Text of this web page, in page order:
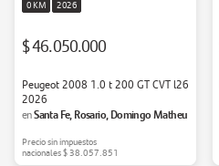
0 KM 2026
$ 46.050.000
Peugeot 2008 1.0 t 200 GT CVT l26
2026
enSanta Fe, Rosario, Domingo Matheu
Precio sin impuestos
nacionales$ 38.057.851